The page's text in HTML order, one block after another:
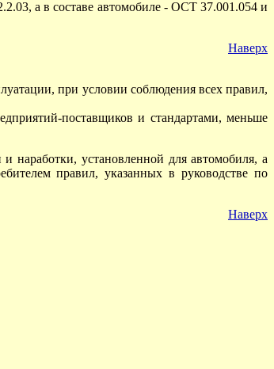
а в составе автомобиле - ОСТ 37.001.054 и
Наверх
при условии соблюдения всех правил,
поставщиков и стандартами, меньше
наработки, установленной для автомобиля, а
правил, указанных в руководстве по
Наверх